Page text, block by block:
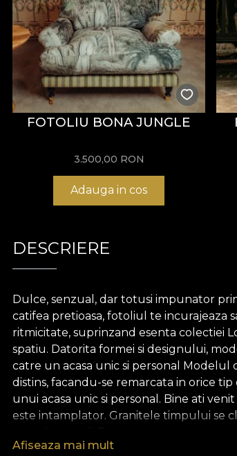
FOTOLIU BONA JUNGLE
3.500,00 RON
Adauga in cos
DESCRIERE
Dulce, senzual, dar totusi impunator
catifea pretioasa, fotoliul te incurajeaza
ritmicitate, suprinzand esenta colectiei
spatiu. Datorita formei si designului,
catre un acasa unic si personal Modelul
distins, facandu-se remarcata in orice
unui acasa unic si personal. Bine ati
este intamplator. Granitele timpului se
experimentarii. Pentru ca arta este
alcatuiasca un intreg. Fiecare piesa te
Afiseaza mai mult